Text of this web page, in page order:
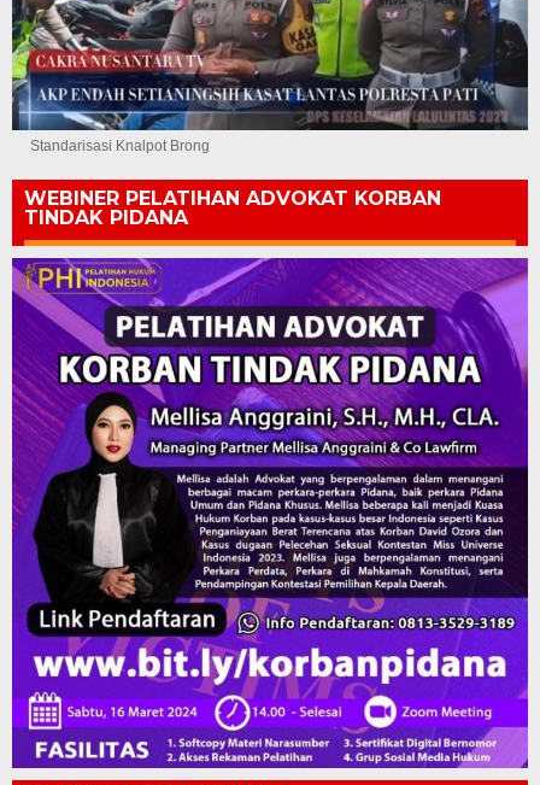
Standarisasi Knalpot Brong
WEBINER PELATIHAN ADVOKAT KORBAN
TINDAK PIDANA